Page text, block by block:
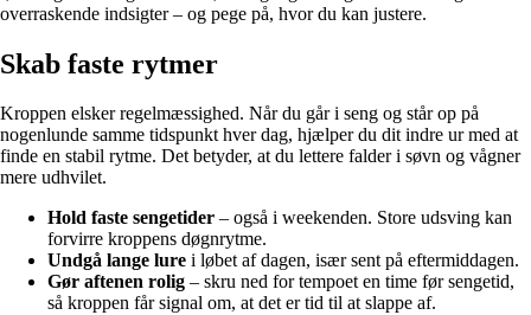
overraskende indsigter – og pege på, hvor du kan justere.
Skab faste rytmer
Kroppen elsker regelmæssighed. Når du går i seng og står op på
nogenlunde samme tidspunkt hver dag, hjælper du dit indre ur med at
finde en stabil rytme. Det betyder, at du lettere falder i søvn og vågner
mere udhvilet.
Hold faste sengetider – også i weekenden. Store udsving kan
forvirre kroppens døgnrytme.
Undgå lange lure i løbet af dagen, især sent på eftermiddagen.
Gør aftenen rolig – skru ned for tempoet en time før sengetid,
så kroppen får signal om, at det er tid til at slappe af.